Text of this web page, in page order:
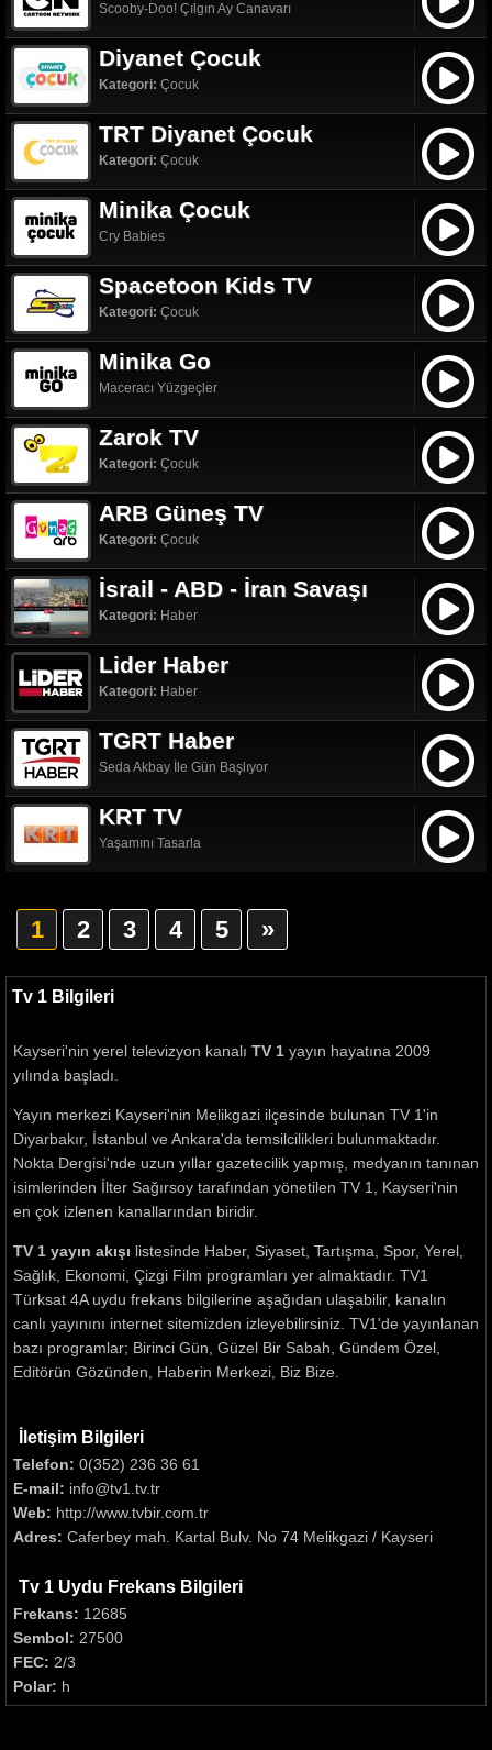
Scooby-Doo! Çılgın Ay Canavarı
Diyanet Çocuk
Kategori: Çocuk
TRT Diyanet Çocuk
Kategori: Çocuk
Minika Çocuk
Cry Babies
Spacetoon Kids TV
Kategori: Çocuk
Minika Go
Maceracı Yüzgeçler
Zarok TV
Kategori: Çocuk
ARB Güneş TV
Kategori: Çocuk
İsrail - ABD - İran Savaşı
Kategori: Haber
Lider Haber
Kategori: Haber
TGRT Haber
Seda Akbay İle Gün Başlıyor
KRT TV
Yaşamını Tasarla
1 2 3 4 5 »
Tv 1 Bilgileri
Kayseri'nin yerel televizyon kanalı TV 1 yayın hayatına 2009
yılında başladı.
Yayın merkezi Kayseri'nin Melikgazi ilçesinde bulunan TV 1'in
Diyarbakır, İstanbul ve Ankara'da temsilcilikleri bulunmaktadır.
Nokta Dergisi'nde uzun yıllar gazetecilik yapmış, medyanın tanınan
isimlerinden İlter Sağırsoy tarafından yönetilen TV 1, Kayseri'nin
en çok izlenen kanallarından biridir.
TV 1 yayın akışı listesinde Haber, Siyaset, Tartışma, Spor, Yerel,
Sağlık, Ekonomi, Çizgi Film programları yer almaktadır. TV1
Türksat 4A uydu frekans bilgilerine aşağıdan ulaşabilir, kanalın
canlı yayınını internet sitemizden izleyebilirsiniz. TV1'de yayınlanan
bazı programlar; Birinci Gün, Güzel Bir Sabah, Gündem Özel,
Editörün Gözünden, Haberin Merkezi, Biz Bize.
İletişim Bilgileri
Telefon: 0(352) 236 36 61
E-mail: info@tv1.tv.tr
Web: http://www.tvbir.com.tr
Adres: Caferbey mah. Kartal Bulv. No 74 Melikgazi / Kayseri
Tv 1 Uydu Frekans Bilgileri
Frekans: 12685
Sembol: 27500
FEC: 2/3
Polar: h